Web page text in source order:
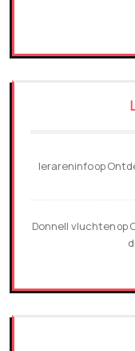
lerareninfoop
Donnell vluchtenop